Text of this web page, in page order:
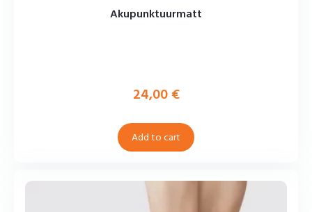
Akupunktuurmatt
24,00€
Add to cart